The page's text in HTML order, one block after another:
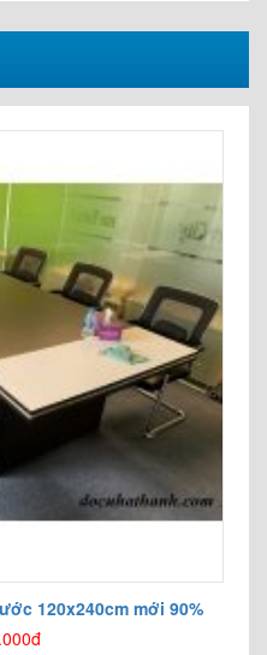
120x240cm mới 90%